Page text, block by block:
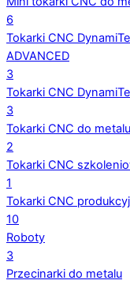
6
Tokarki CNC
ADVANCED
3
Tokarki CNC
3
Tokarki CNC do
2
Tokarki CNC
1
Tokarki CNC
10
Roboty
3
Przecinarki do metalu